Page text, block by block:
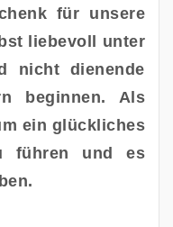
für unsere
liebevoll unter
nicht dienende
beginnen. Als
ein glückliches
führen und es